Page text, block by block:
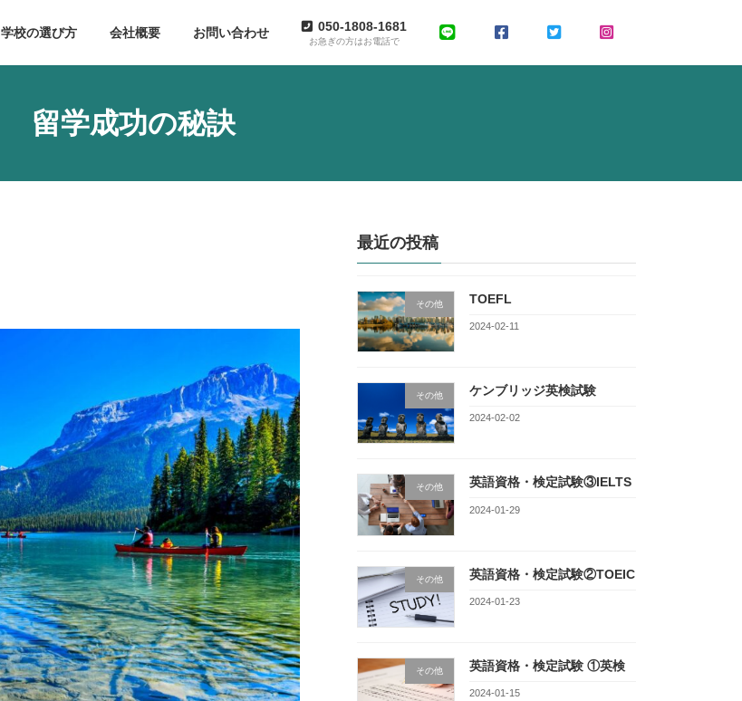
学校の選び方 会社概要 お問い合わせ 050-1808-1681
お急ぎの方はお電話で
留学成功の秘訣
最近の投稿
その他 TOEFL
2024-02-11
その他 ケンブリッジ英検試験
2024-02-02
その他 英語資格・検定試験③IELTS
2024-01-29
その他 英語資格・検定試験②TOEIC
2024-01-23
その他 英語資格・検定試験 ①英検
2024-01-15